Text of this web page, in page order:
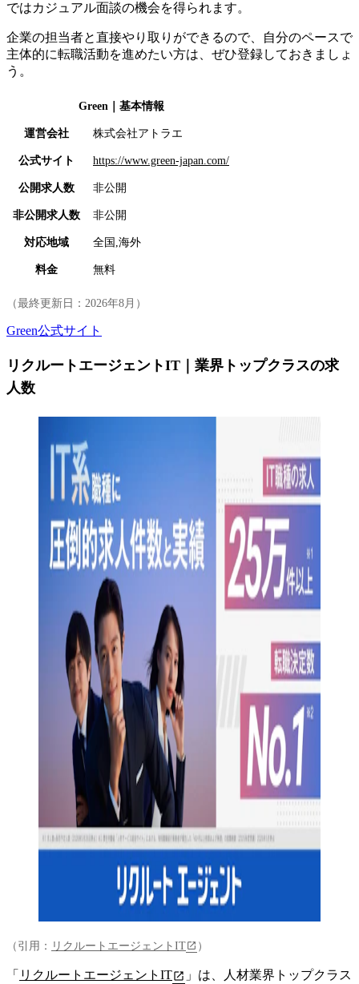
ではカジュアル面談の機会を得られます。
企業の担当者と直接やり取りができるので、自分のペースで
主体的に転職活動を進めたい方は、ぜひ登録しておきましょ
う。
Green｜基本情報
運営会社 株式会社アトラエ
公式サイト https://www.green-japan.com/
公開求人数 非公開
非公開求人数 非公開
対応地域 全国,海外
料金 無料
（最終更新日： 2026年8月 ）
Green公式サイト
リクルートエージェントIT｜業界トップクラスの求
人数
（引用： リクルートエージェントIT ）
「 リクルートエージェントIT 」は、
人材業界トップクラス